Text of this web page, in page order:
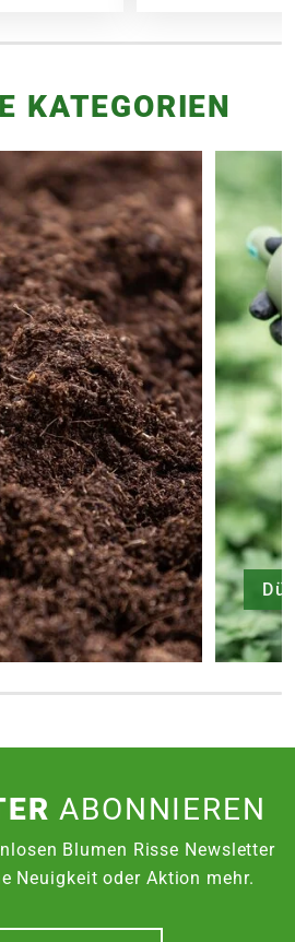
KATEGORIEN
ABONNIEREN
Blumen Risse Newsletter
Neuigkeit oder Aktion mehr.